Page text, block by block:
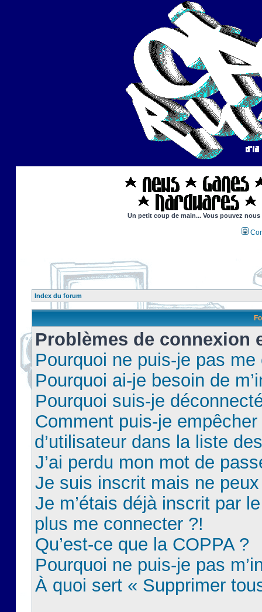
Un petit coup de main... Vous pouvez
Index du forum
Problèmes de connexion
Pourquoi ne puis-je pas
Pourquoi ai-je besoin de
Pourquoi suis-je
Comment puis-je
d’utilisateur dans la liste
J’ai perdu mon mot de
Je suis inscrit mais ne
Je m’étais déjà inscrit par
plus me connecter ?!
Qu’est-ce que la COPPA ?
Pourquoi ne puis-je pas
À quoi sert « Supprimer